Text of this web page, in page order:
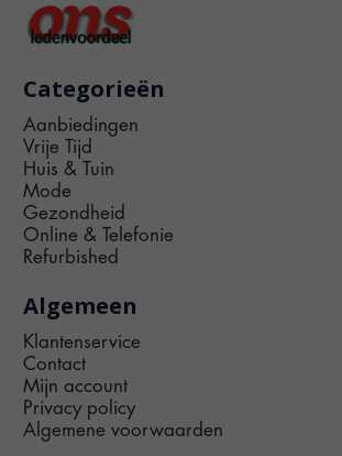
Categorieën
Aanbiedingen
Vrije Tijd
Huis & Tuin
Mode
Gezondheid
Online & Telefonie
Refurbished
Algemeen
Klantenservice
Contact
Mijn account
Privacy policy
Algemene voorwaarden